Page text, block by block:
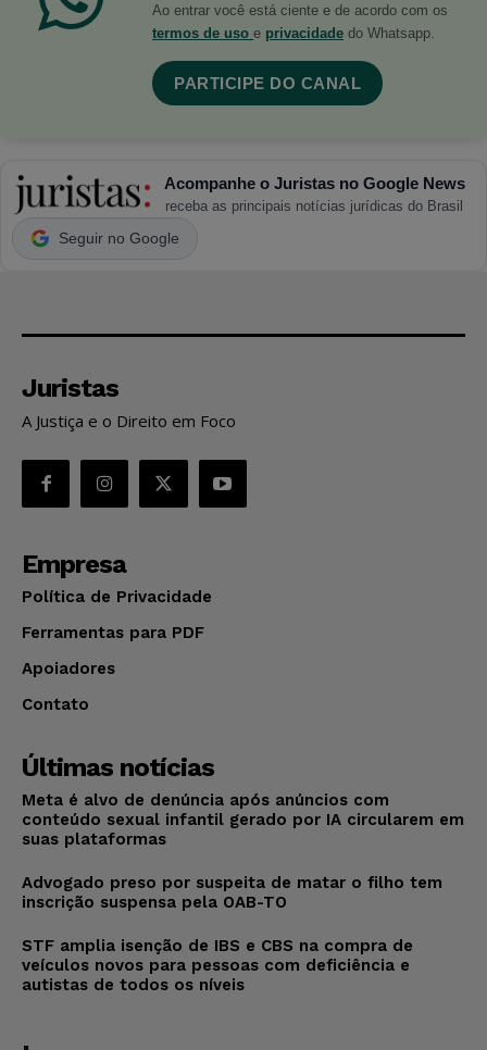
Ao entrar você está ciente e de acordo com os
termos de uso e privacidade do Whatsapp.
PARTICIPE DO CANAL
Acompanhe o Juristas no Google News
receba as principais notícias jurídicas do Brasil
Seguir no Google
Juristas
A Justiça e o Direito em Foco
Empresa
Política de Privacidade
Ferramentas para PDF
Apoiadores
Contato
Últimas notícias
Meta é alvo de denúncia após anúncios com
conteúdo sexual infantil gerado por IA circularem em
suas plataformas
Advogado preso por suspeita de matar o filho tem
inscrição suspensa pela OAB-TO
STF amplia isenção de IBS e CBS na compra de
veículos novos para pessoas com deficiência e
autistas de todos os níveis